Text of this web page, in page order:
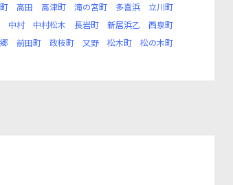
高田 高津町 滝の宮町 多喜浜
立川町
中村 中村松木 長岩町 新居浜乙
西泉町
前田町 政枝町 又野 松木町
松の木町